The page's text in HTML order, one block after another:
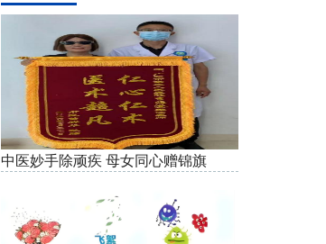
中医妙手除顽疾 母女同心赠锦旗